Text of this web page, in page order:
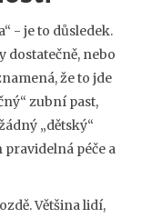
- je to důsledek.
dostatečně, nebo
že to jde
zubní past,
„dětský“
pravidelná péče a
Většina lidí,